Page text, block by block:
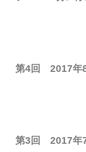
第4回 2017年
第3回 2017年